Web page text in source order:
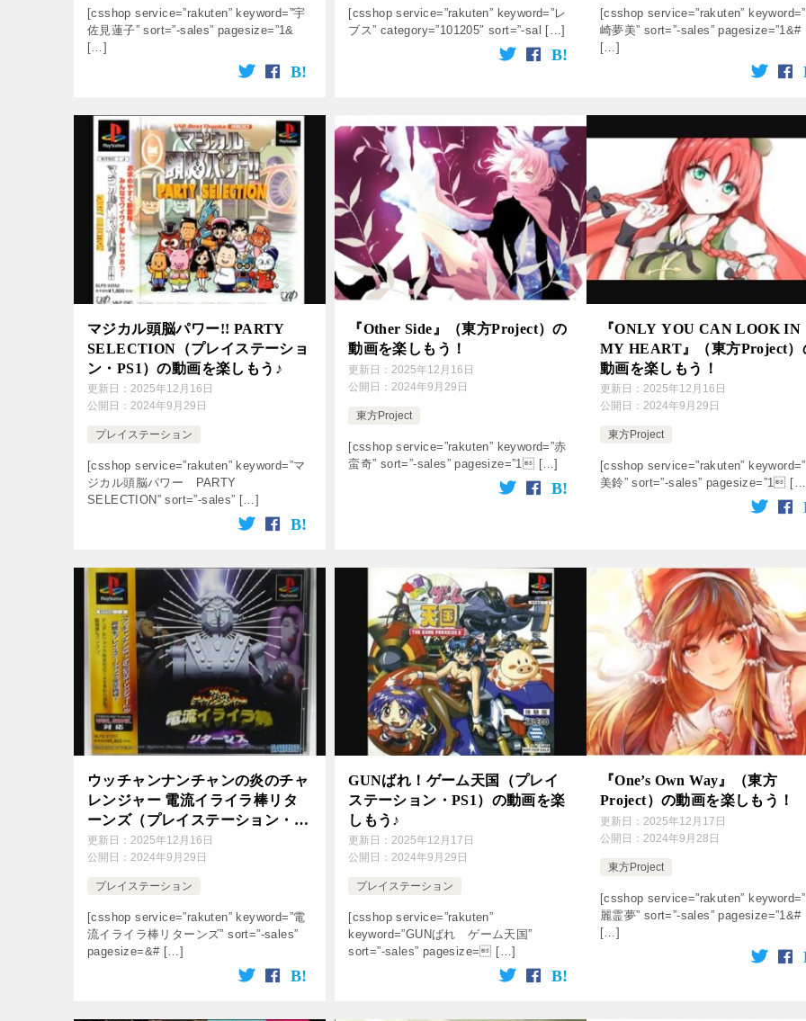
[csshop service=”rakuten” keyword=”宇
佐見蓮子” sort=”-sales” pagesize=”1&
[…]
[csshop service=”rakuten” keyword=”レ
ブス” category=”101205″ sort=”-sal […]
[csshop service=”rakuten”
崎夢美” sort=”-sales” pagesize=”1&#
[…]
マジカル頭脳パワー!! PARTY
SELECTION（プレイステーショ
ン・PS1）の動画を楽しもう♪
更新日： 2025年12月16日
公開日： 2024年9月29日
プレイステーション
[csshop service=”rakuten” keyword=”マ
ジカル頭脳パワー PARTY
SELECTION” sort=”-sales” […]
『Other Side』（東方Project）の
動画を楽しもう！
更新日：2025年12月16日
公開日：2024年9月29日
東方Project
[csshop service=”rakuten” keyword=”赤
蛮奇” sort=”-sales” pagesize=”1 […]
『ONLY YOU CAN LOOK IN
MY HEART』（東方Project）
動画を楽しもう！
更新日： 2025年12月16日
公開日： 2024年9月29日
東方Project
[csshop service=”rakuten”
美鈴” sort=”-sales” pagesize=”1
ウッチャンナンチャンの炎のチャ
レンジャー 電流イライラ棒リタ
ーンズ（プレイステーション・
PS1）の動画を楽しもう♪
更新日： 2025年12月16日
公開日： 2024年9月29日
プレイステーション
[csshop service=”rakuten” keyword=”電
流イライラ棒リターンズ” sort=”-sales”
pagesize=&# […]
GUNばれ！ゲーム天国（プレイ
ステーション・PS1）の動画を楽
しもう♪
更新日：2025年12月17日
公開日：2024年9月29日
プレイステーション
[csshop service=”rakuten”
keyword=”GUNばれ ゲーム天国”
sort=”-sales” pagesize= […]
『One’s Own Way』（東方
Project）の動画を楽しもう！
更新日： 2025年12月17日
公開日： 2024年9月28日
東方Project
[csshop service=”rakuten”
麗霊夢” sort=”-sales” pagesize=”1&#
[…]